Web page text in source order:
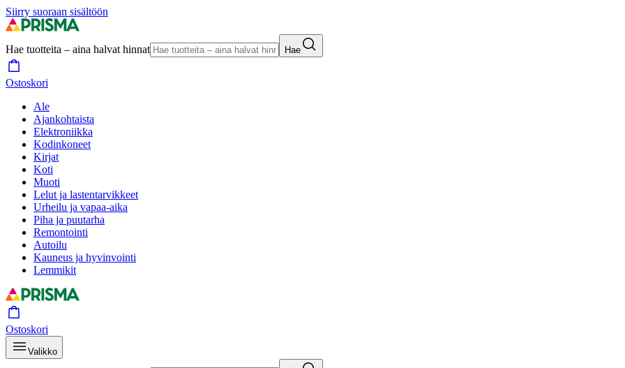
Siirry suoraan sisältöön
Hae tuotteita – aina halvat hinnat Hae
Ostoskori
Ale
Ajankohtaista
Elektroniikka
Kodinkoneet
Kirjat
Koti
Muoti
Lelut ja lastentarvikkeet
Urheilu ja vapaa-aika
Piha ja puutarha
Remontointi
Autoilu
Kauneus ja hyvinvointi
Lemmikit
Ostoskori
Valikko